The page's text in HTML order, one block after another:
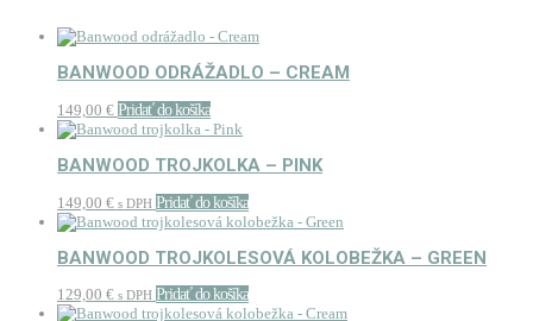
BANWOOD ODRÁŽADLO – CREAM
149,00 € Pridať do košíka
BANWOOD TROJKOLKA – PINK
149,00 € s DPH Pridať do košíka
BANWOOD TROJKOLESOVÁ KOLOBEŽKA – GREEN
129,00 € s DPH Pridať do košíka